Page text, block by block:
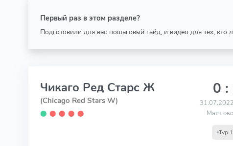
Первый раз в этом разделе?
Подготовили для вас пошаговый гайд, и видео для тех, кто
Чикаго Ред Старс Ж
(Chicago Red Stars W)
⬤ ⬤ ⬤ ⬤ ⬤
0 :
Матч
Тур